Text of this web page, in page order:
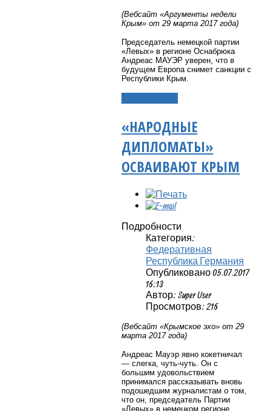
(Вебсайт «Аргументы недели
Крым» от 29 марта 2017 года)
Председатель немецкой партии
«Левых» в регионе Оснабрюка
Андреас МАУЭР уверен, что в
будущем Европа снимет санкции с
Республики Крым.
«НАРОДНЫЕ
ДИПЛОМАТЫ»
ОСВАИВАЮТ КРЫМ
Подробности
Категория:
Федеративная
Республика Германия
Опубликовано 05.07.2017
16:13
Автор: Super User
Просмотров: 216
(Вебсайт «Крымское эхо» от 29
марта 2017 года)
Андреас Мауэр явно кокетничал
— слегка, чуть-чуть. Он с
большим удовольствием
принимался рассказывать вновь
подошедшим журналистам о том,
что он, председатель Партии
«Левых» в немецком регионе